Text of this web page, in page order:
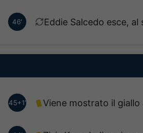
46' Eddie Salcedo esce,
45+1' Viene mostrato il giallo